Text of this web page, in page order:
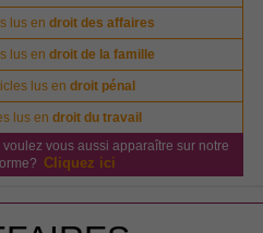
lus endroit des affaires
lus endroit de la famille
lus en droit pénal
lus en droit du travail
vous aussi apparaître sur notre
Cliquez ici